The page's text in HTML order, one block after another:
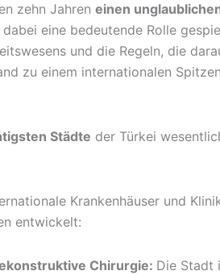
zehn Jahren einen
eine bedeutende Rolle
und die Regeln, die
zu einem internationalen
Städte der Türkei
Krankenhäuser und
entwickelt:
Chirurgie: Die Stadt